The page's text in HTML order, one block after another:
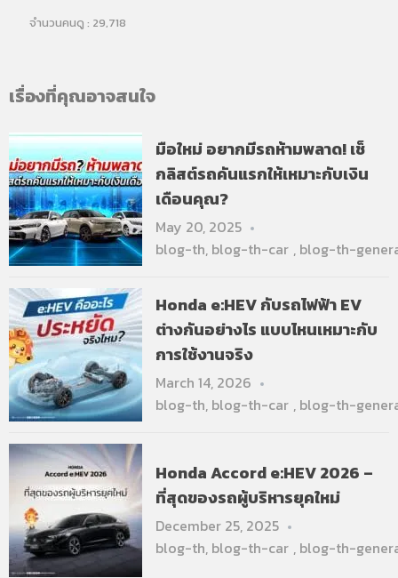
จำนวนคนดู : 29,718
เรื่องที่คุณอาจสนใจ
มือใหม่ อยากมีรถห้ามพลาด! เช็
กลิสต์รถคันแรกให้เหมาะกับเงิน
เดือนคุณ?
May 20, 2025
blog-th, blog-th-car , blog-th-
Honda e:HEV กับรถไฟฟ้า EV
ต่างกันอย่างไร แบบไหนเหมาะกับ
การใช้งานจริง
March 14, 2026
blog-th, blog-th-car , blog-th-
Honda Accord e:HEV 2026 –
ที่สุดของรถผู้บริหารยุคใหม่
December 25, 2025
blog-th, blog-th-car , blog-th-